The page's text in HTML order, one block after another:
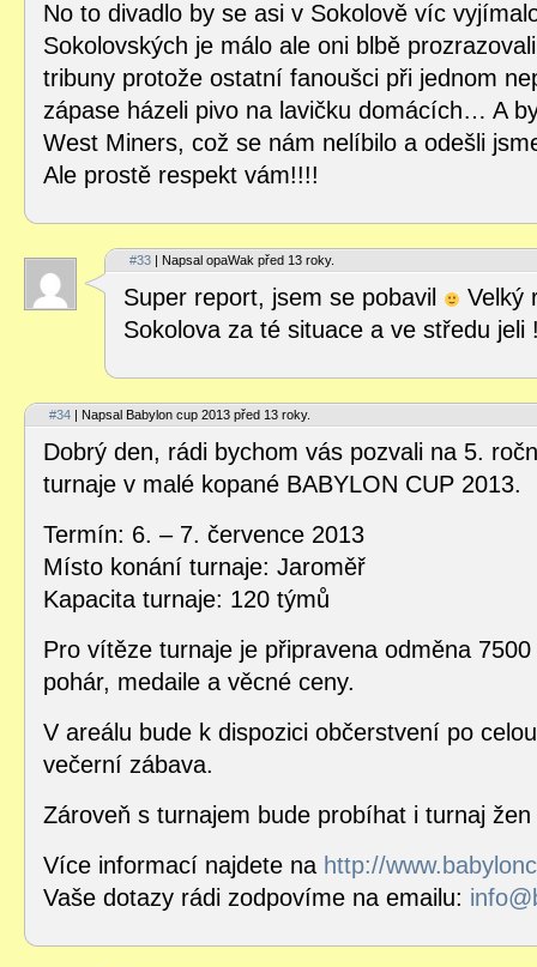
No to divadlo by se asi v Sokolově víc
Sokolovských je málo ale oni blbě
tribuny protože ostatní fanoušci při jednom
zápase házeli pivo na lavičku domácích… A
West Miners, což se nám nelíbilo a odešli
Ale prostě respekt vám!!!!
#33 | Napsal opaWak před 13 roky.
Super report, jsem se pobavil
Velký
Sokolova za té situace a ve středu jeli
#34 | Napsal Babylon cup 2013 před 13 roky.
Dobrý den, rádi bychom vás pozvali na 5.
turnaje v malé kopané BABYLON CUP 2013.
Termín: 6. – 7. července 2013
Místo konání turnaje: Jaroměř
Kapacita turnaje: 120 týmů
Pro vítěze turnaje je připravena odměna
pohár, medaile a věcné ceny.
V areálu bude k dispozici občerstvení po
večerní zábava.
Zároveň s turnajem bude probíhat i turnaj
Více informací najdete na http://
Vaše dotazy rádi zodpovíme na emailu: